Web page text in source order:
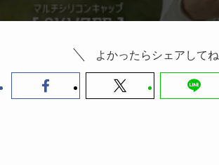
よかったらシェアしてね